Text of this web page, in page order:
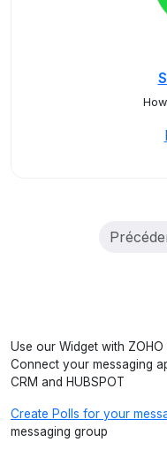
Use our Widget with ZOHO
Connect your messaging
CRM and HUBSPOT
Create Polls for your
messaging group